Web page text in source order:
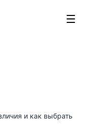
и как выбрать